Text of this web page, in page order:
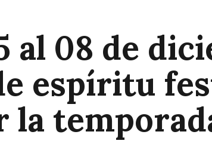
al 08 de
espíritu
la